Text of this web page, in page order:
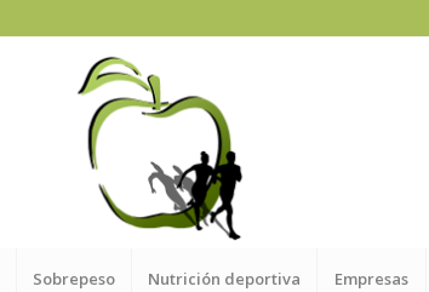
Sobrepeso Nutrición deportiva Empresas